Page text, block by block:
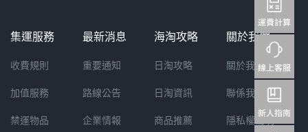
集運服務
收費規則
加值服務
禁運物品
最新消息
重要通知
路線公告
企業情報
海淘攻略
日淘攻略
日淘資訊
商品推薦
關於我們
關於我們
聯係我們
隱私權聲明